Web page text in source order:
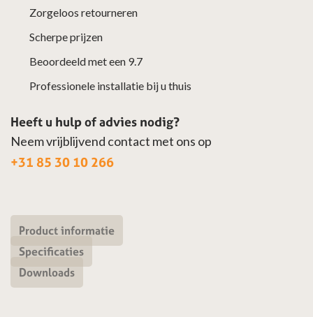
Zorgeloos retourneren
Scherpe prijzen
Beoordeeld met een 9.7
Professionele installatie bij u thuis
Heeft u hulp of advies nodig?
Neem vrijblijvend contact met ons op
+31 85 30 10 266
Product informatie
Specificaties
Downloads